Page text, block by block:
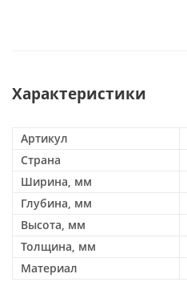
Характеристики
Артикул
Страна
Ширина, мм
Глубина, мм
Высота, мм
Толщина, мм
Материал